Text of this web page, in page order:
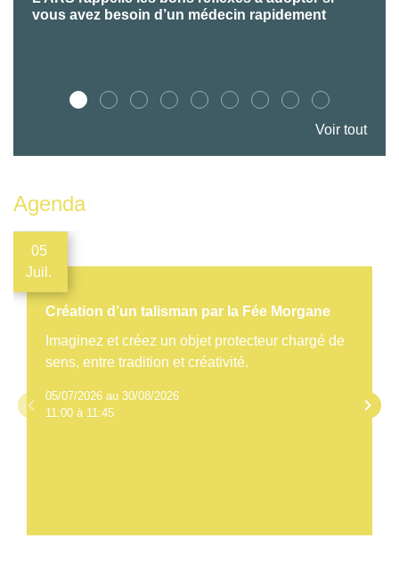
vous avez besoin d’un médecin rapidement
Voir tout
Agenda
05
Juil.
Création d’un talisman par la Fée Morgane
Imaginez et créez un objet protecteur chargé de
sens, entre tradition et créativité.
05/07/2026 au 30/08/2026
11:00 à 11:45
keyboard_arrow_left keyboard_arrow_right